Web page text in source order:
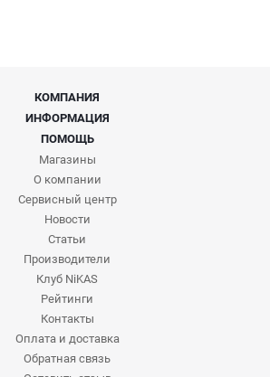
КОМПАНИЯ
ИНФОРМАЦИЯ
ПОМОЩЬ
Магазины
О компании
Сервисный центр
Новости
Статьи
Производители
Клуб NiKAS
Рейтинги
Контакты
Оплата и доставка
Обратная связь